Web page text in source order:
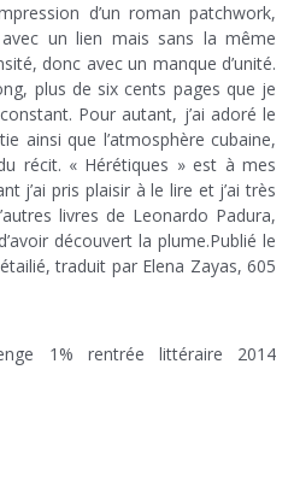
d’un roman patchwork,
un lien mais sans la même
donc avec un manque d’unité.
plus de six cents pages que je
Pour autant, j’ai adoré le
ainsi que l’atmosphère cubaine,
récit. « Hérétiques » est à mes
j’ai pris plaisir à le lire et j’ai très
livres de Leonardo Padura,
découvert la plume.Publié le
traduit par Elena Zayas, 605
1% rentrée littéraire 2014